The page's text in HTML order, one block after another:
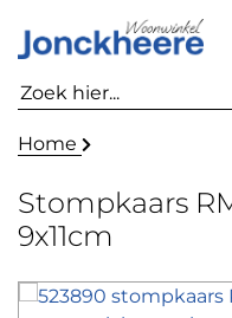
Home
Stompkaars
9x11cm